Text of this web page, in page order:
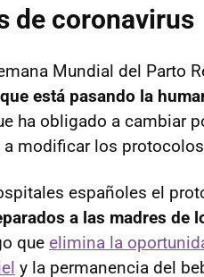
de coronavirus
Mundial del Parto
está pasando la
ha obligado a cambiar
modificar los
españoles el
a las madres de
que elimina la
y la permanencia del